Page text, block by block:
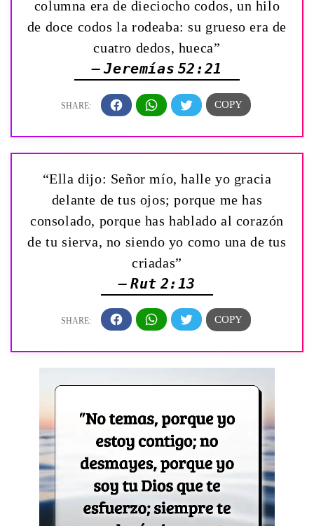
columna era de dieciocho codos, un hilo
de doce codos la rodeaba: su grueso era de
cuatro dedos, hueca”
— Jeremías 52:21
“Ella dijo: Señor mío, halle yo gracia
delante de tus ojos; porque me has
consolado, porque has hablado al corazón
de tu sierva, no siendo yo como una de tus
criadas”
— Rut 2:13